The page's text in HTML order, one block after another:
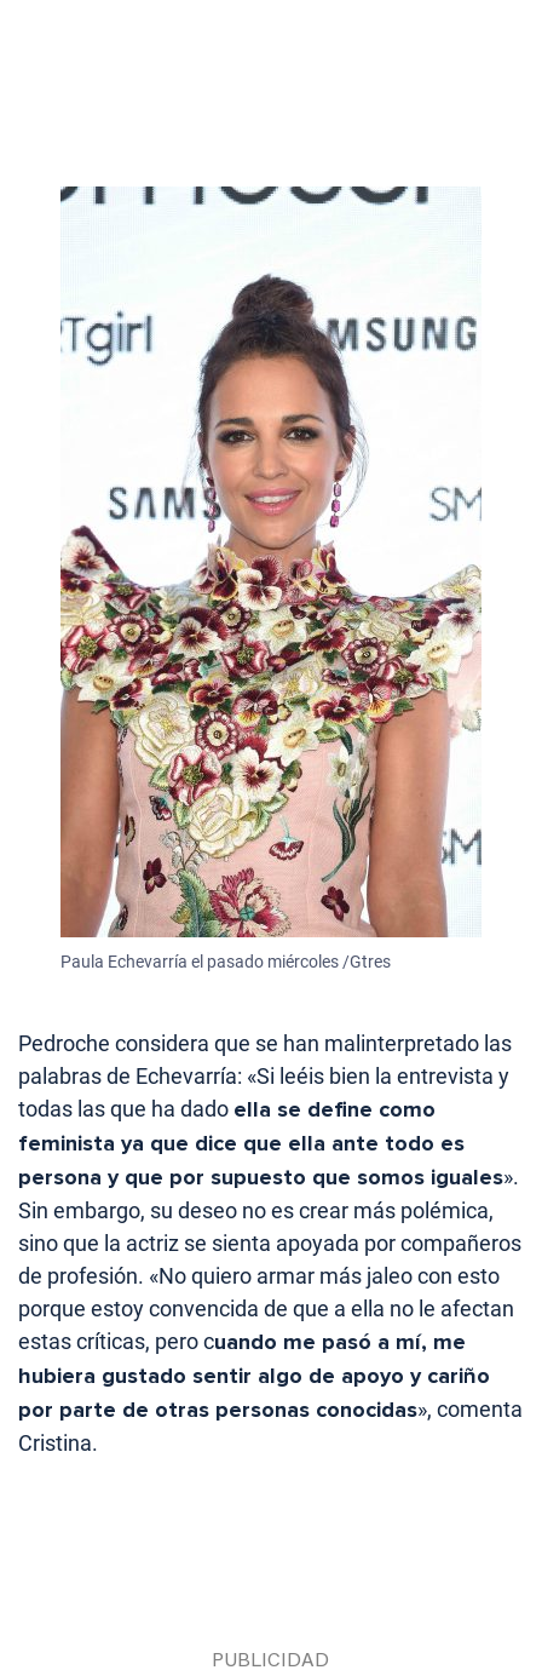
Paula Echevarría el pasado miércoles /Gtres
Pedroche considera que se han malinterpretado las
palabras de Echevarría: «Si leéis bien la entrevista y
todas las que ha dado ella se define como
feminista ya que dice que ella ante todo es
persona y que por supuesto que somos iguales».
Sin embargo, su deseo no es crear más polémica,
sino que la actriz se sienta apoyada por compañeros
de profesión. «No quiero armar más jaleo con esto
porque estoy convencida de que a ella no le afectan
estas críticas, pero cuando me pasó a mí, me
hubiera gustado sentir algo de apoyo y cariño
por parte de otras personas conocidas», comenta
Cristina.